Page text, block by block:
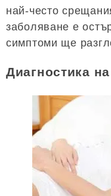
най-често
заболяване е
симптоми ще
Диагностика